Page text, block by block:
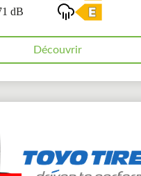
dB
Découvrir